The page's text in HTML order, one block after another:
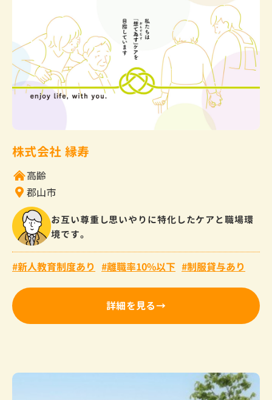
株式会社 縁寿
高齢
郡山市
お互い尊重し思いやりに特化したケアと職場環
境です。
新人教育制度あり 離職率10%以下 制服貸与あり
詳細を見る